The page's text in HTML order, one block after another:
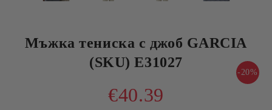
Мъжка тениска с джоб GARCIA
(SKU) E31027
-20%
€40.39